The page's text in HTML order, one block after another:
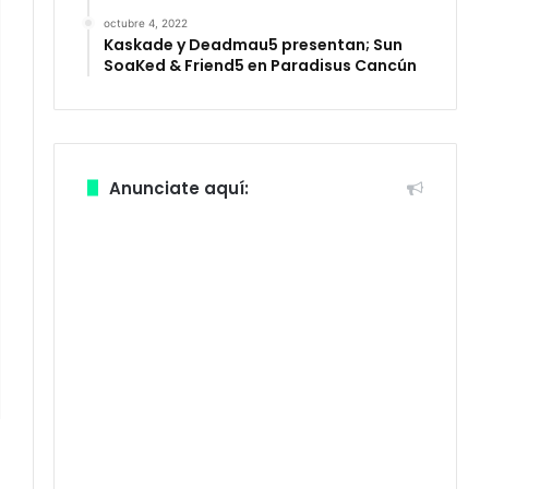
octubre 4, 2022
Kaskade y Deadmau5 presentan; Sun
SoaKed & Friend5 en Paradisus Cancún
Anunciate aquí: